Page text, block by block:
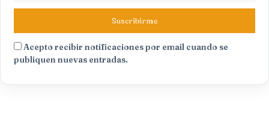
Suscribirme
Acepto recibir notificaciones por email cuando se
publiquen nuevas entradas.